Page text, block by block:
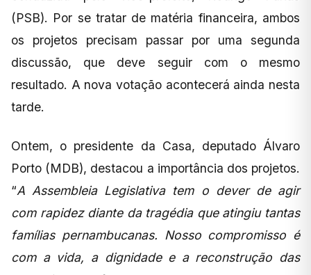
(PSB). Por se tratar de matéria financeira, ambos
os projetos precisam passar por uma segunda
discussão, que deve seguir com o mesmo
resultado. A nova votação acontecerá ainda nesta
tarde.
Ontem, o presidente da Casa, deputado Álvaro
Porto (MDB), destacou a importância dos projetos.
“A Assembleia Legislativa tem o dever de agir
com rapidez diante da tragédia que atingiu tantas
famílias pernambucanas. Nosso compromisso é
com a vida, a dignidade e a reconstrução das